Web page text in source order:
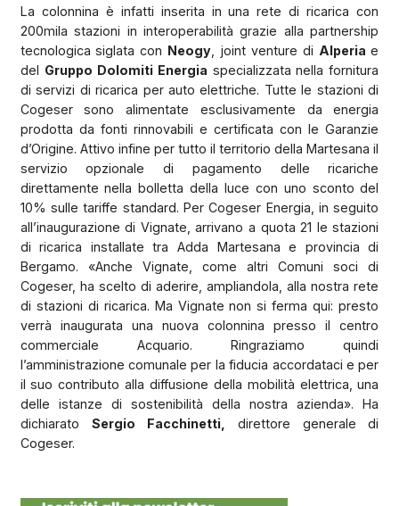
La colonnina è infatti inserita in una rete di ricarica con
200mila stazioni in interoperabilità grazie alla partnership
tecnologica siglata con Neogy , joint venture di Alperia e
del Gruppo Dolomiti Energia specializzata nella fornitura
di servizi di ricarica per auto elettriche. Tutte le stazioni di
Cogeser sono alimentate esclusivamente da energia
prodotta da fonti rinnovabili e certificata con le Garanzie
d’Origine. Attivo infine per tutto il territorio della Martesana il
servizio opzionale di pagamento delle ricariche
direttamente nella bolletta della luce con uno sconto del
10% sulle tariffe standard. Per Cogeser Energia, in seguito
all’inaugurazione di Vignate, arrivano a quota 21 le stazioni
di ricarica installate tra Adda Martesana e provincia di
Bergamo. «Anche Vignate, come altri Comuni soci di
Cogeser, ha scelto di aderire, ampliandola, alla nostra rete
di stazioni di ricarica. Ma Vignate non si ferma qui: presto
verrà inaugurata una nuova colonnina presso il centro
commerciale Acquario. Ringraziamo quindi
l’amministrazione comunale per la fiducia accordataci e per
il suo contributo alla diffusione della mobilità elettrica, una
delle istanze di sostenibilità della nostra azienda». Ha
dichiarato Sergio Facchinetti,
direttore generale di
Cogeser.